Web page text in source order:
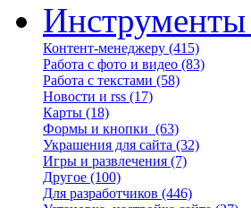
Инструменты
Контент-менеджеру (415)
Работа с фото и видео (83)
Работа с текстами (58)
Новости и rss (17)
Карты (18)
Формы и кнопки (63)
Украшения для сайта (32)
Игры и развлечения (7)
Другое (100)
Для разработчиков (446)